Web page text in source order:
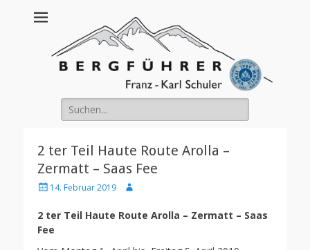
Franz Schuler
Suche
nach:
2 ter Teil Haute Route Arolla –
Zermatt – Saas Fee
Posted14. Februar 2019 Author
2 ter Teil Haute Route Arolla – Zermatt – Saas
Fee